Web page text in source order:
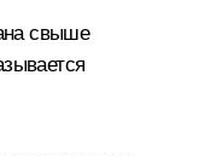
свыше